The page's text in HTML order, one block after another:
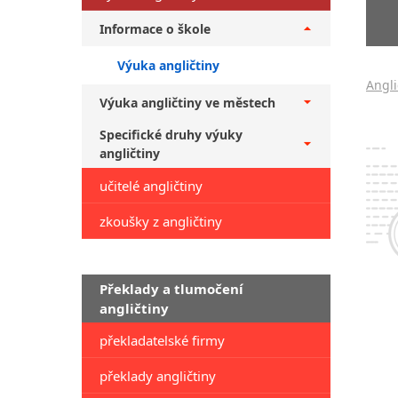
Informace o škole
Výuka angličtiny
Výuka angličtiny ve městech
Specifické druhy výuky
angličtiny
učitelé angličtiny
zkoušky z angličtiny
Překlady a tlumočení
angličtiny
překladatelské firmy
překlady angličtiny